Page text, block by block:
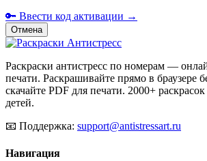
🔑 Ввести код активации →
Отмена
Раскраски антистресс по номерам —
печати. Раскрашивайте прямо в браузере
скачайте PDF для печати. 2000+
детей.
📧 Поддержка: support@antistressart.ru
Навигация